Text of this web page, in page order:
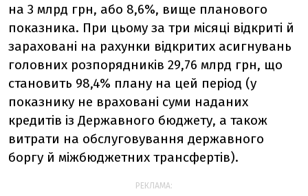
на 3 млрд грн, або 8,6%, вище планового
показника. При цьому за три місяці відкриті й
зараховані на рахунки відкритих асигнувань
головних розпорядників 29,76 млрд грн, що
становить 98,4% плану на цей період (у
показнику не враховані суми наданих
кредитів із Державного бюджету, а також
витрати на обслуговування державного
боргу й міжбюджетних трансфертів).
РЕКЛАМА: